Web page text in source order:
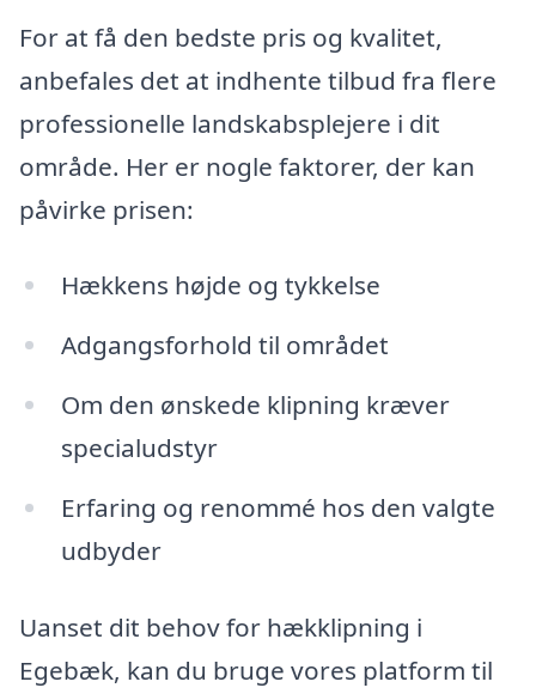
For at få den bedste pris og kvalitet,
anbefales det at indhente tilbud fra flere
professionelle landskabsplejere i dit
område. Her er nogle faktorer, der kan
påvirke prisen:
Hækkens højde og tykkelse
Adgangsforhold til området
Om den ønskede klipning kræver
specialudstyr
Erfaring og renommé hos den valgte
udbyder
Uanset dit behov for hækklipning i
Egebæk, kan du bruge vores platform til